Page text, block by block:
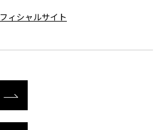
ィシャルサイト